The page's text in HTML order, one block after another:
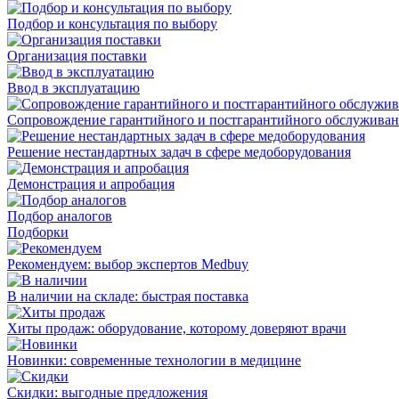
Подбор и консультация по выбору
Организация поставки
Ввод в эксплуатацию
Сопровождение гарантийного и постгарантийного
Решение нестандартных задач в сфере медоборудования
Демонстрация и апробация
Подбор аналогов
Подборки
Рекомендуем: выбор экспертов Medbuy
В наличии на складе: быстрая поставка
Хиты продаж: оборудование, которому доверяют врачи
Новинки: современные технологии в медицине
Скидки: выгодные предложения